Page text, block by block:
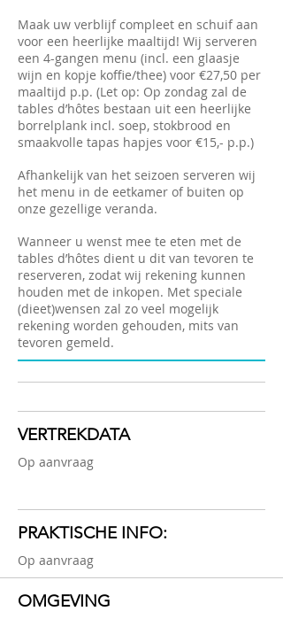
Maak uw verblijf compleet en schuif aan
voor een heerlijke maaltijd! Wij serveren
een 4-gangen menu (incl. een glaasje
wijn en kopje koffie/thee) voor €27,50 per
maaltijd p.p. (Let op: Op zondag zal de
tables d’hôtes bestaan uit een heerlijke
borrelplank incl. soep, stokbrood en
smaakvolle tapas hapjes voor €15,- p.p.)
Afhankelijk van het seizoen serveren wij
het menu in de eetkamer of buiten op
onze gezellige veranda.
Wanneer u wenst mee te eten met de
tables d’hôtes dient u dit van tevoren te
reserveren, zodat wij rekening kunnen
houden met de inkopen. Met speciale
(dieet)wensen zal zo veel mogelijk
rekening worden gehouden, mits van
tevoren gemeld.
VERTREKDATA
Op aanvraag
PRAKTISCHE INFO:
Op aanvraag
OMGEVING